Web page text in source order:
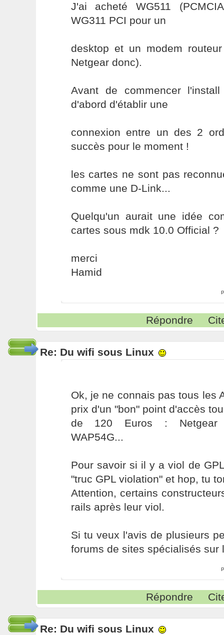
J'ai acheté WG511
WG311 PCI pour un
desktop et un modem
Netgear donc).
Avant de commencer
d'abord d'établir une
connexion entre un des 2
succès pour le moment !
les cartes ne sont pas
comme une D-Link...
Quelqu'un aurait une idée
cartes sous mdk 10.0 Official ?
merci
Hamid
Répondre
Re: Du wifi sous Linux
Ok, je ne connais pas tous les
prix d'un "bon" point d'accès
de 120 Euros : Netgear
WAP54G...
Pour savoir si il y a viol de
"truc GPL violation" et hop, tu
Attention, certains
rails après leur viol.
Si tu veux l'avis de plusieurs
forums de sites spécialisés sur
Répondre
Re: Du wifi sous Linux